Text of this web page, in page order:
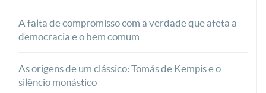
A falta de compromisso com a verdade que afeta a
democracia e o bem comum
As origens de um clássico: Tomás de Kempis e o
silêncio monástico